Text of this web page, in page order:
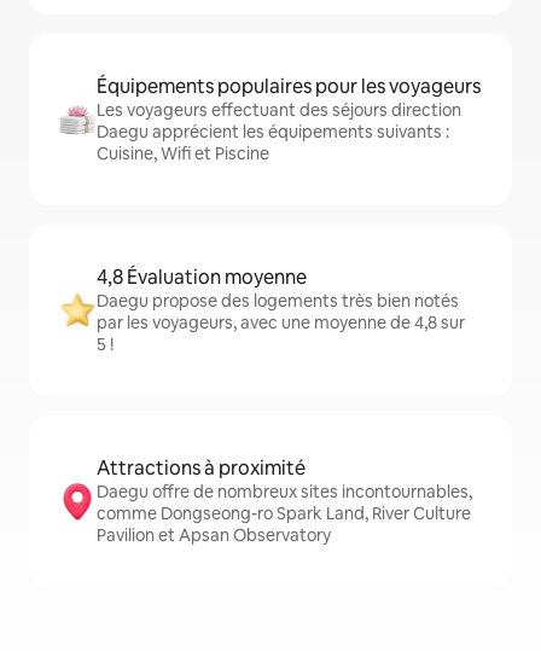
Équipements populaires pour les voyageurs
Les voyageurs effectuant des séjours direction
Daegu apprécient les équipements suivants :
Cuisine, Wifi et Piscine
4,8 Évaluation moyenne
Daegu propose des logements très bien notés
par les voyageurs, avec une moyenne de 4,8 sur
5 !
Attractions à proximité
Daegu offre de nombreux sites incontournables,
comme Dongseong-ro Spark Land, River Culture
Pavilion et Apsan Observatory